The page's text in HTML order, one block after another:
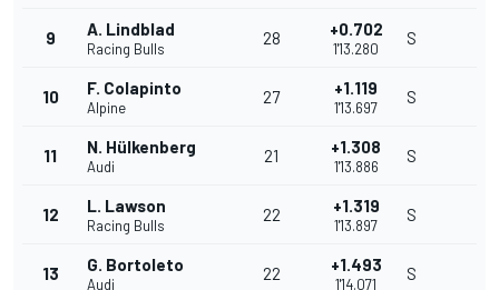
9 A. Lindblad
Racing Bulls
28 +0.702
1'13.280
S
10 F. Colapinto
Alpine
27 +1.119
1'13.697
S
11 N. Hülkenberg
Audi
21 +1.308
1'13.886
S
12 L. Lawson
Racing Bulls
22 +1.319
1'13.897
S
13 G. Bortoleto
Audi
22 +1.493
1'14.071
S